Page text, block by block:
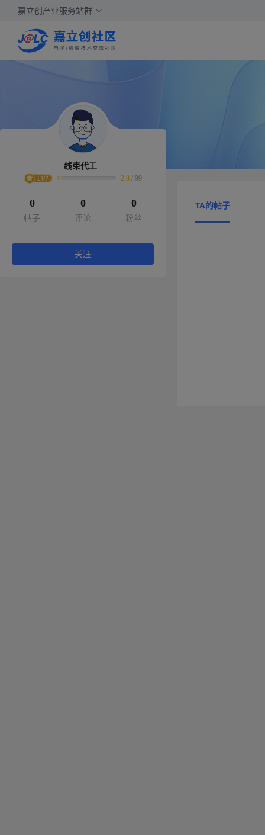
嘉立创产业服务站群
线束代工
2.8 / 99
0
帖子
0
评论
0
粉丝
关注
TA的帖子